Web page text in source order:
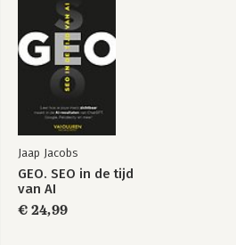
Bekijk alle boeken
Hoe creëer je een groeimachine? 70
de vijf nieuwe p’s van b2b marketing 71
De groeiformule: in vijf P’s naar
Hoe je samen in een ijsbad springt
people 90
Blije medewerkers betekent blije
Zonder precisie geen klandizie
De stappen naar exponentiële groei
Bouw een paleis van bewijs profit 254
- Jij bepaalt je eigen wins(t)
Dankwoord 260
Jaap Jacobs
GEO. SEO in de tijd
van AI
€ 24,99